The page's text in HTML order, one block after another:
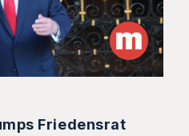
Friedensrat